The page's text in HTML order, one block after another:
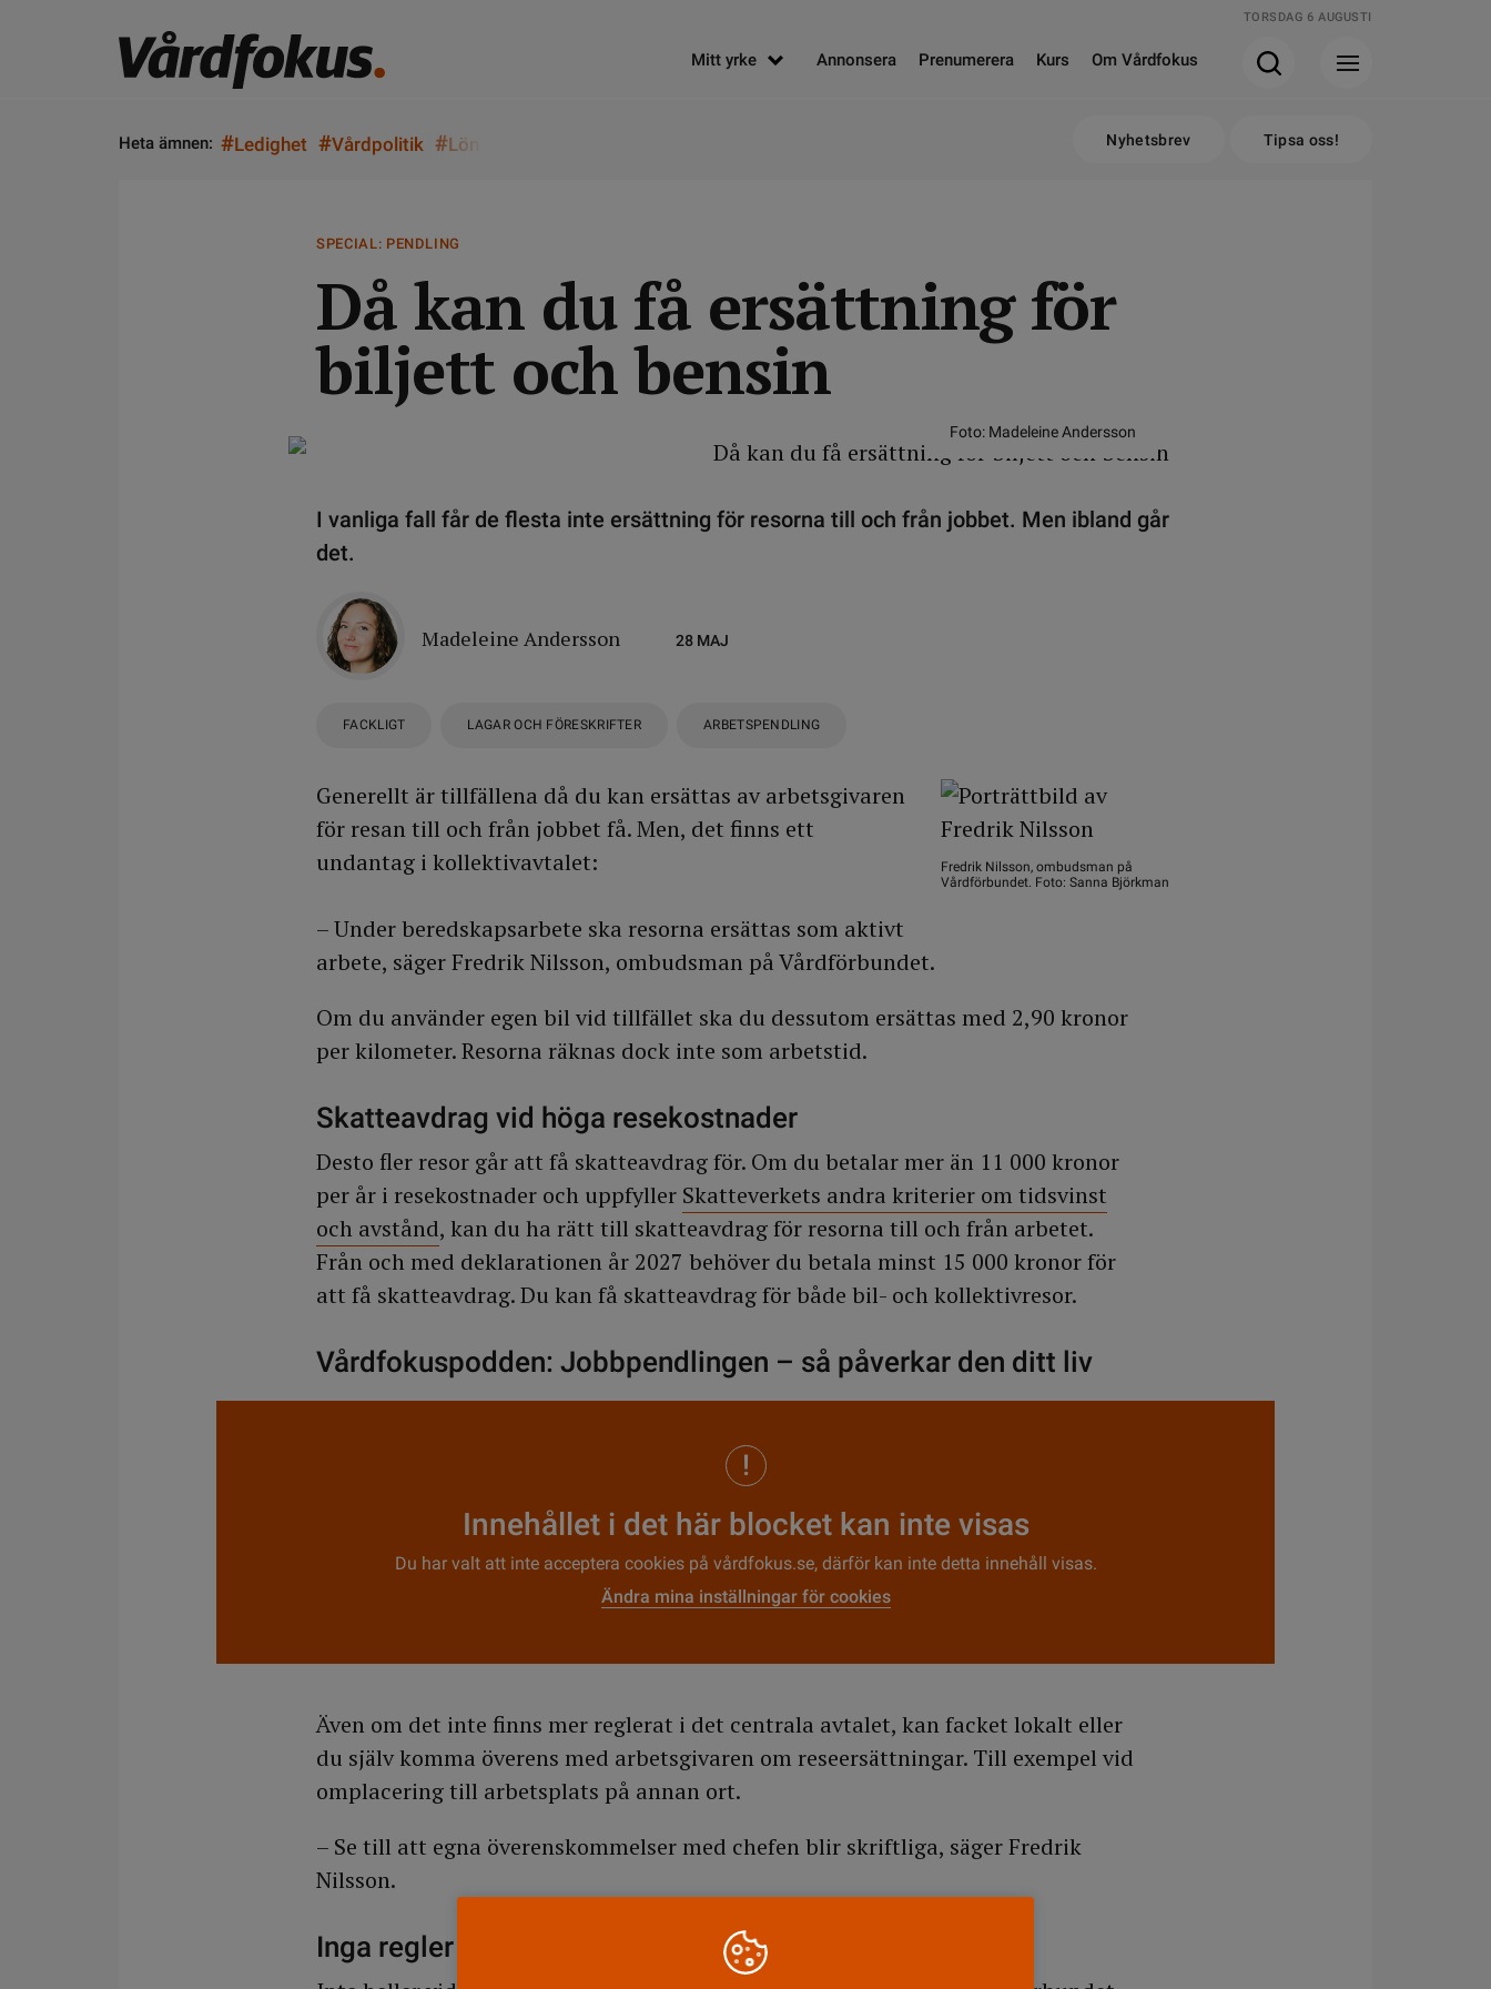
TORSDAG 6 AUGUSTI
Mitt yrke Annonsera Prenumerera Kurs Om Vårdfokus
Heta ämnen: #Ledighet #Vårdpolitik #Lön Nyhetsbrev Tipsa oss!
SPECIAL: PENDLING
Då kan du få ersättning för
biljett och bensin
Foto: Madeleine Andersson
I vanliga fall får de flesta inte ersättning för resorna till och från jobbet. Men ibland går
det.
Madeleine Andersson 28 MAJ
FACKLIGT LAGAR OCH FÖRESKRIFTER ARBETSPENDLING
Fredrik Nilsson, ombudsman på
Vårdförbundet. Foto: Sanna Björkman
Generellt är tillfällena då du kan ersättas av arbetsgivaren
för resan till och från jobbet få. Men, det finns ett
undantag i kollektivavtalet:
– Under beredskapsarbete ska resorna ersättas som aktivt
arbete, säger Fredrik Nilsson, ombudsman på Vårdförbundet.
Om du använder egen bil vid tillfället ska du dessutom ersättas med 2,90 kronor
per kilometer. Resorna räknas dock inte som arbetstid.
Skatteavdrag vid höga resekostnader
Desto fler resor går att få skatteavdrag för. Om du betalar mer än 11 000 kronor
per år i resekostnader och uppfyller Skatteverkets andra kriterier om tidsvinst
och avstånd, kan du ha rätt till skatteavdrag för resorna till och från arbetet.
Från och med deklarationen år 2027 behöver du betala minst 15 000 kronor för
att få skatteavdrag. Du kan få skatteavdrag för både bil- och kollektivresor.
Vårdfokuspodden: Jobbpendlingen – så påverkar den ditt liv
Innehållet i det här blocket kan inte visas
Du har valt att inte acceptera cookies på vårdfokus.se, därför kan inte detta innehåll visas.
Ändra mina inställningar för cookies
Även om det inte finns mer reglerat i det centrala avtalet, kan facket lokalt eller
du själv komma överens med arbetsgivaren om reseersättningar. Till exempel vid
omplacering till arbetsplats på annan ort.
– Se till att egna överenskommelser med chefen blir skriftliga, säger Fredrik
Nilsson.
Inga regler vid snökaos och solkurvor